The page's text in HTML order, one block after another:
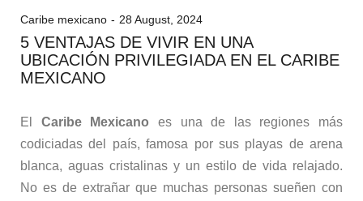
Caribe mexicano 28 August, 2024
5 VENTAJAS DE VIVIR EN UNA
UBICACIÓN PRIVILEGIADA EN EL CARIBE
MEXICANO
El Caribe Mexicano es una de las regiones más
codiciadas del país, famosa por sus playas de arena
blanca, aguas cristalinas y un estilo de vida relajado.
No es de extrañar que muchas personas sueñen con